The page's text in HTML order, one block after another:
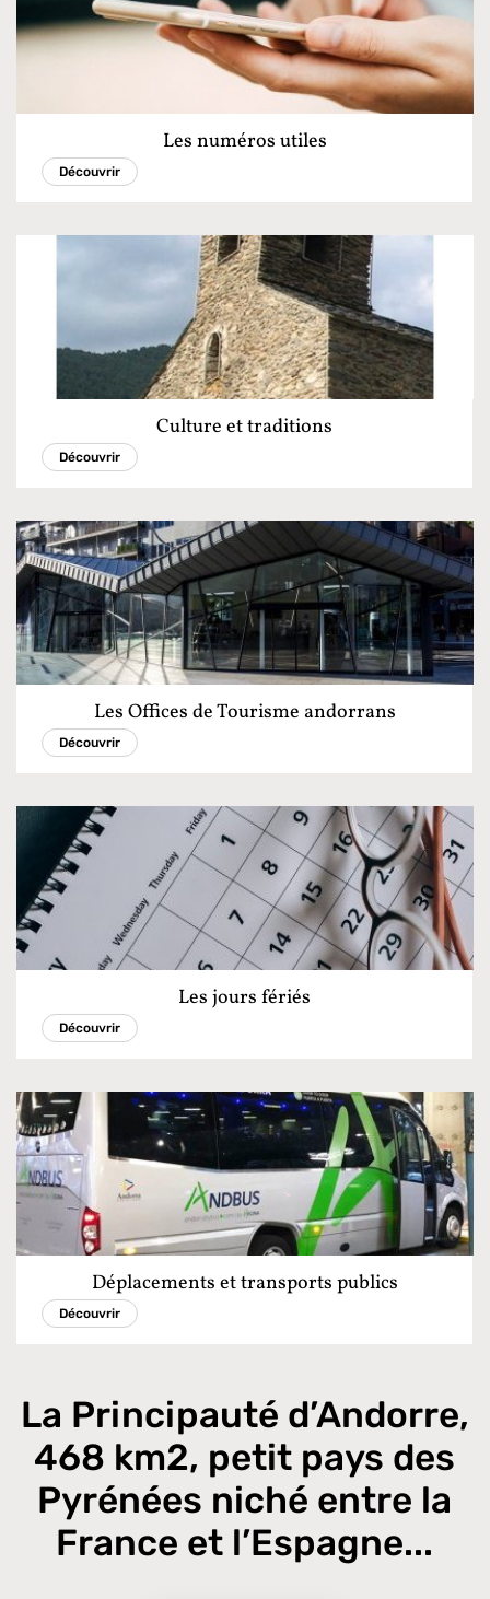
Les numéros utiles
Découvrir
Culture et traditions
Découvrir
Les Offices de Tourisme andorrans
Découvrir
Les jours fériés
Découvrir
Déplacements et transports publics
Découvrir
La Principauté d’Andorre,
468 km2, petit pays des
Pyrénées niché entre la
France et l’Espagne...